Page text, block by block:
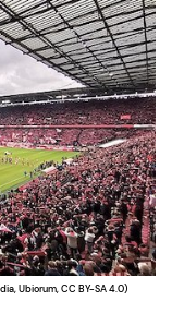
Ubiorum, CC BY-SA 4.0)